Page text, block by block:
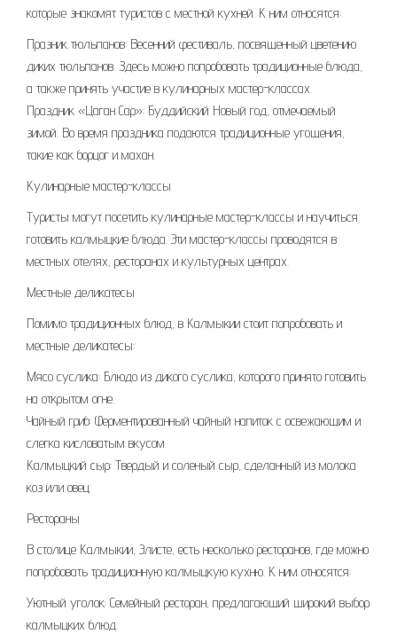
которые знакомят туристов с местной кухней. К ним относятся:
Празник тюльпанов: Весенний фестиваль, посвященный цветению
диких тюльпанов. Здесь можно попробовать традиционные блюда,
а также принять участие в кулинарных мастер-классах.
Праздник «Цаган Сар»: Буддийский Новый год, отмечаемый
зимой. Во время праздника подаются традиционные угощения,
такие как борцог и махан.
Кулинарные мастер-классы
Туристы могут посетить кулинарные мастер-классы и научиться
готовить калмыцкие блюда. Эти мастер-классы проводятся в
местных отелях, ресторанах и культурных центрах.
Местные деликатесы
Помимо традиционных блюд, в Калмыкии стоит попробовать и
местные деликатесы:
Мясо суслика: Блюдо из дикого суслика, которого принято готовить
на открытом огне.
Чайный гриб: Ферментированный чайный напиток с освежающим и
слегка кисловатым вкусом.
Калмыцкий сыр: Твердый и соленый сыр, сделанный из молока
коз или овец.
Рестораны
В столице Калмыкии, Элисте, есть несколько ресторанов, где можно
попробовать традиционную калмыцкую кухню. К ним относятся:
Уютный уголок: Семейный ресторан, предлагающий широкий выбор
калмыцких блюд.